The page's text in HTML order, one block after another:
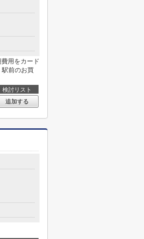
用をカード
前のお買
検討リスト
追加する